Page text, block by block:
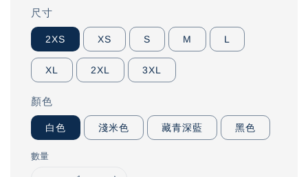
尺寸
2XS XS S M L
XL 2XL 3XL
顏色
白色 淺米色 藏青深藍 黑色
數量